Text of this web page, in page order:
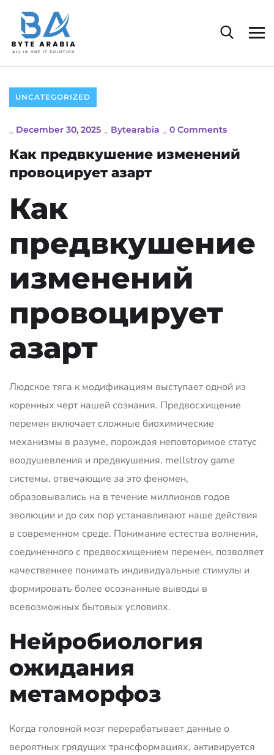
UNCATEGORIZED
December 30, 2025 Bytearabia 0 Comments
Как предвкушение изменений
провоцирует азарт
Как
предвкушение
изменений
провоцирует
азарт
Людское тяга к модификациям выступает одной из
коренных черт нашей сознания. Предвосхищение
перемен включает сложные биохимические
механизмы в разуме, порождая неповторимое статус
воодушевления и предвкушения. mellstroy game
системы, отвечающие за это феномен,
образовывались на в течение миллионов годов
эволюции и до сих пор устанавливают наше действия
в современном среде. Понимание естества волнения,
соединенного с предвосхищением перемен, позволяет
качественнее понимать индивидуальные стимулы и
формировать более осознанные выводы в
всевозможных бытовых условиях.
Нейробиология
ожидания
метаморфоз
Когда головной мозг перерабатывает данные о
вероятных грядущих трансформациях, активируется